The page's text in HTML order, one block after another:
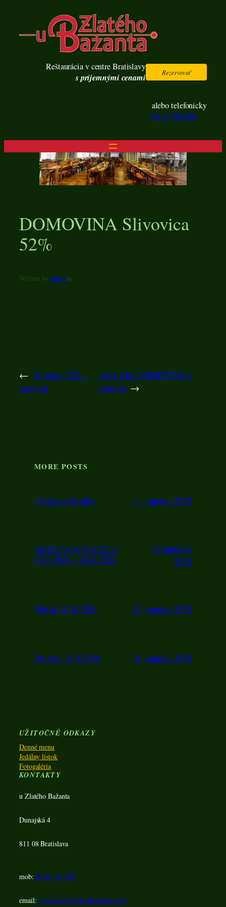
obsah
Reštaurácia v centre Bratislavy
s príjemnými cenami Rezervovať
alebo telefonicky
0915 790 294
DOMOVINA Slivovica
52%
Written byadminin
← Tatratea 22% –
coconut
borovička DOMOVINA s
horcom →
MORE POSTS
Otváracie hodiny 11 januára, 2025
SOBOTA & NEDEĽA
15.8.2026 – 16.8.2026
10 januára,
2025
Piatok 14.8.2026 10 januára, 2025
Štvrtok 13.8.2026 10 januára, 2025
UŽITOČNÉ ODKAZY
Denné menu
Jedálny lístok
Fotogaléria
KONTAKTY
u Zlatého Bažanta
Dunajská 4
811 08 Bratislava
mob: 0915 790 294
email:rezervacie@uzlatehobazanta.sk